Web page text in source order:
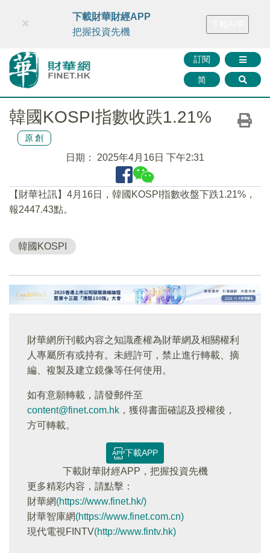
財華智庫網 FINTV FINMETA 財華證券 媒體矩陣
訂閱
简
×
下載財華財經APP
把握投資先機
韓國KOSPI指數收跌1.21%
原創
日期： 2025年4月16日 下午2:31
【財華社訊】4月16日，韓國KOSPI指數收盤下跌1.21%，
報2447.43點。
韓國KOSPI
財華網所刊載內容之知識產權為財華網及相關權利
人專屬所有或持有。未經許可，禁止進行轉載、摘
編、複製及建立鏡像等任何使用。
如有意願轉載，請發郵件至
content@finet.com.hk ，獲得書面確認及授權後，
方可轉載。
下載APP
下載財華財經APP，把握投資先機
更多精彩内容，請點擊：
財華網(https://www.finet.hk/)
財華智庫網(https://www.finet.com.cn)
現代電視FINTV(http://www.fintv.hk)